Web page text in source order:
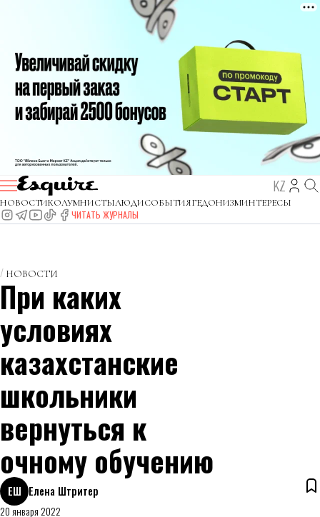
KZ
НОВОСТИКОЛУМНИСТЫЛЮДИСОБЫТИЯГЕДОНИЗМИНТЕРЕСЫ
ЧИТАТЬ ЖУРНАЛЫ
НОВОСТИ
При каких
условиях
казахстанские
школьники
вернуться к
очному обучению
ЕШ Елена Штритер
20 января 2022